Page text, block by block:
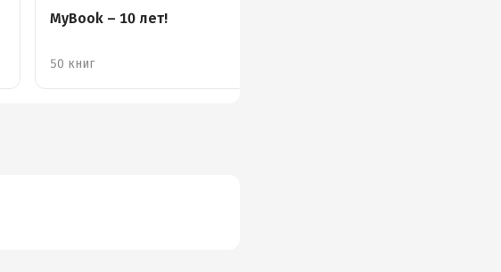
MyBook – 10 лет!
50 книг